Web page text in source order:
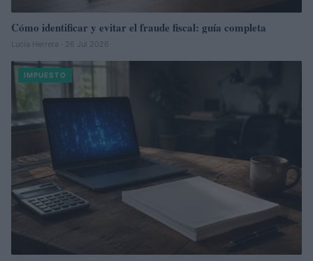
Cómo identificar y evitar el fraude fiscal: guía completa
Lucía Herrera · 26 Jul 2026
IMPUESTO